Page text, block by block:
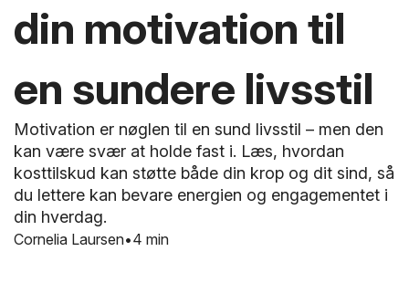
din motivation til
en sundere livsstil
4 min
Motivation er nøglen til en sund livsstil – men den
kan være svær at holde fast i. Læs, hvordan
kosttilskud kan støtte både din krop og dit sind, så
du lettere kan bevare energien og engagementet i
din hverdag.
Cornelia Laursen